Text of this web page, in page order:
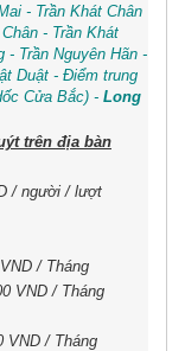
- Trần Khát Chân
- Trần Khát
- Trần Nguyên Hãn -
Duật - Điểm trung
Cửa Bắc) - Long
trên địa bàn
/ người / lượt
/ Tháng
/ Tháng
/ Tháng